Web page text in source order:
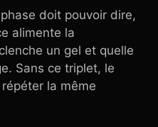
doit pouvoir dire,
alimente la
un gel et quelle
Sans ce triplet, le
la même